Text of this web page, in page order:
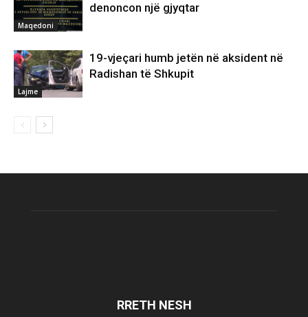
Maqedoni
denoncon një gjyqtar
Lajme
19-vjeçari humb jetën në aksident në
Radishan të Shkupit
RRETH NESH